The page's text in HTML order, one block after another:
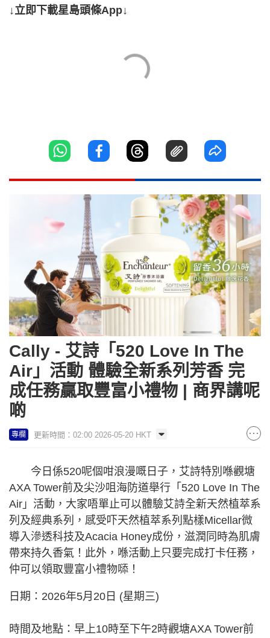
↓立即下載星島頭條App↓
Cally - 艾詩「520 Love In The
Air」活動 體驗全新系列芳香 完
成任務贏取豐富小禮物 | 商界講呢
啲
專欄 更新時間：02:00 2026-05-20 HKT
今日係520呢個咁浪漫嘅日子，艾詩特別喺觀塘
AXA Tower前及尖沙咀海防道舉行「520 Love In The
Air」活動，大家唔單止可以體驗艾詩全新天然植萃系
列及經典系列，感受吓天然植萃系列點樣Micellar微
導入滲透科技及Acacia Honey成份，滋潤同時為肌膚
帶來持久香氣！此外，喺活動上只要完成打卡任務，
仲可以領取豐富小禮物𠻹！
日期：2026年5月20日 (星期三)
時間及地點：早上10時至下午2時觀塘AXA Tower前